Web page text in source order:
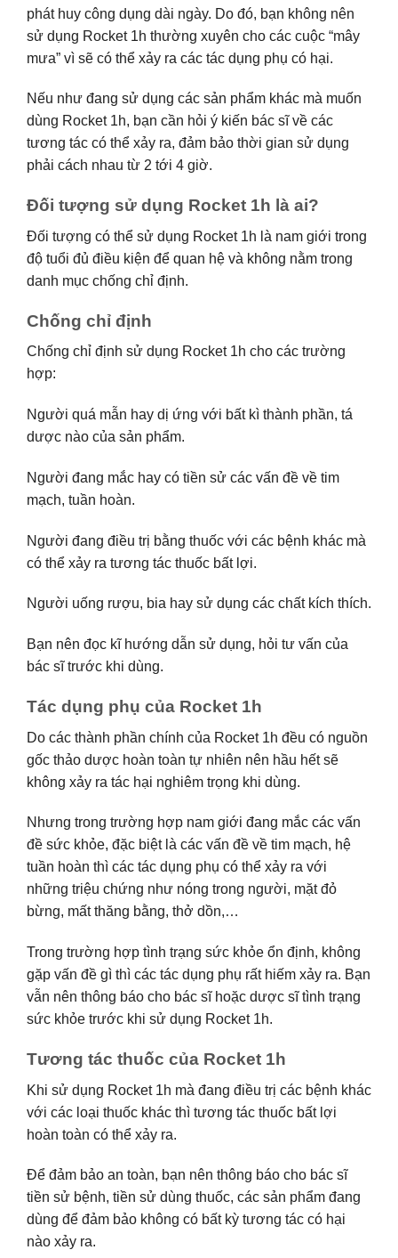
phát huy công dụng dài ngày. Do đó, bạn không nên
sử dụng Rocket 1h thường xuyên cho các cuộc “mây
mưa” vì sẽ có thể xảy ra các tác dụng phụ có hại.
Nếu như đang sử dụng các sản phẩm khác mà muốn
dùng Rocket 1h, bạn cần hỏi ý kiến bác sĩ về các
tương tác có thể xảy ra, đảm bảo thời gian sử dụng
phải cách nhau từ 2 tới 4 giờ.
Đối tượng sử dụng Rocket 1h là ai?
Đối tượng có thể sử dụng Rocket 1h là nam giới trong
độ tuổi đủ điều kiện để quan hệ và không nằm trong
danh mục chống chỉ định.
Chống chỉ định
Chống chỉ định sử dụng Rocket 1h cho các trường
hợp:
Người quá mẫn hay dị ứng với bất kì thành phần, tá
dược nào của sản phẩm.
Người đang mắc hay có tiền sử các vấn đề về tim
mạch, tuần hoàn.
Người đang điều trị bằng thuốc với các bệnh khác mà
có thể xảy ra tương tác thuốc bất lợi.
Người uống rượu, bia hay sử dụng các chất kích thích.
Bạn nên đọc kĩ hướng dẫn sử dụng, hỏi tư vấn của
bác sĩ trước khi dùng.
Tác dụng phụ của Rocket 1h
Do các thành phần chính của Rocket 1h đều có nguồn
gốc thảo dược hoàn toàn tự nhiên nên hầu hết sẽ
không xảy ra tác hại nghiêm trọng khi dùng.
Nhưng trong trường hợp nam giới đang mắc các vấn
đề sức khỏe, đặc biệt là các vấn đề về tim mạch, hệ
tuần hoàn thì các tác dụng phụ có thể xảy ra với
những triệu chứng như nóng trong người, mặt đỏ
bừng, mất thăng bằng, thở dồn,…
Trong trường hợp tình trạng sức khỏe ổn định, không
gặp vấn đề gì thì các tác dụng phụ rất hiếm xảy ra. Bạn
vẫn nên thông báo cho bác sĩ hoặc dược sĩ tình trạng
sức khỏe trước khi sử dụng Rocket 1h.
Tương tác thuốc của Rocket 1h
Khi sử dụng Rocket 1h mà đang điều trị các bệnh khác
với các loại thuốc khác thì tương tác thuốc bất lợi
hoàn toàn có thể xảy ra.
Để đảm bảo an toàn, bạn nên thông báo cho bác sĩ
tiền sử bệnh, tiền sử dùng thuốc, các sản phẩm đang
dùng để đảm bảo không có bất kỳ tương tác có hại
nào xảy ra.